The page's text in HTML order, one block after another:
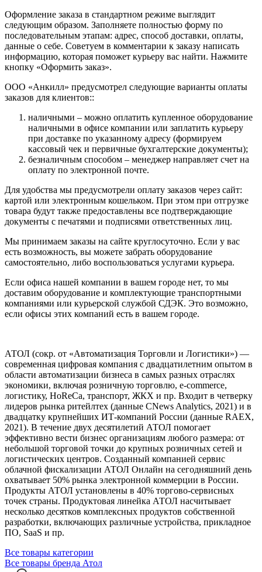
Оформление заказа в стандартном режиме выглядит
следующим образом. Заполняете полностью форму по
последовательным этапам: адрес, способ доставки, оплаты,
данные о себе. Советуем в комментарии к заказу написать
информацию, которая поможет курьеру вас найти. Нажмите
кнопку «Оформить заказ».
ООО «Анкилл» предусмотрел следующие варианты оплаты
заказов для клиентов::
наличными – можно оплатить купленное оборудование
наличными в офисе компании или заплатить курьеру
при доставке по указанному адресу (формируем
кассовый чек и первичные бухгалтерские документы);
безналичным способом – менеджер направляет счет на
оплату по электронной почте.
Для удобства мы предусмотрели оплату заказов через сайт:
картой или электронным кошельком. При этом при отгрузке
товара будут также предоставлены все подтверждающие
документы с печатями и подписями ответственных лиц.
Мы принимаем заказы на сайте круглосуточно. Если у вас
есть возможность, вы можете забрать оборудование
самостоятельно, либо воспользоваться услугами курьера.
Если офиса нашей компании в вашем городе нет, то мы
доставим оборудование и комплектующие транспортными
компаниями или курьерской службой СДЭК. Это возможно,
если офисы этих компаний есть в вашем городе.
АТОЛ (сокр. от «Автоматизация Торговли и Логистики») —
современная цифровая компания с двадцатилетним опытом в
области автоматизации бизнеса в самых разных отраслях
экономики, включая розничную торговлю, e-commerce,
логистику, HoReCa, транспорт, ЖКХ и пр. Входит в четверку
лидеров рынка ритейлтех (данные CNews Analytics, 2021) и в
двадцатку крупнейших ИТ-компаний Росcии (данные RAEX,
2021). В течение двух десятилетий АТОЛ помогает
эффективно вести бизнес организациям любого размера: от
небольшой торговой точки до крупных розничных сетей и
логистических центров. Созданный компанией сервис
облачной фискализации АТОЛ Онлайн на сегодняшний день
охватывает 50% рынка электронной коммерции в России.
Продукты АТОЛ установлены в 40% торгово-сервисных
точек страны. Продуктовая линейка АТОЛ насчитывает
несколько десятков комплексных продуктов собственной
разработки, включающих различные устройства, прикладное
ПО, SaaS и пр.
Все товары категории
Все товары бренда Атол